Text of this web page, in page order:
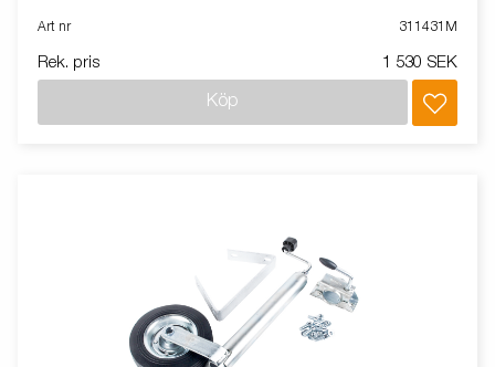
Art nr 311431M
Rek. pris 1 530 SEK
Köp